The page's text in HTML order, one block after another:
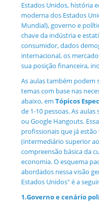
Estados Unidos, história
moderna dos Estados
Mundial), governo e
chave da indústria e
consumidor, dados
internacional, os
sua posição financeira,
As aulas também podem
temas com base nas
abaixo, emTópicos
de 1-10 pessoas. As
ou Google Hangouts.
profissionais que já
(intermediário superior
compreensão básica da
economia. O esquema
abordados nessa visão
Estados Unidos" é a
1.Governo e cenário